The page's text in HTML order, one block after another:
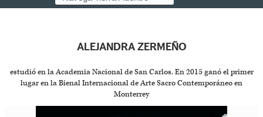
ALEJANDRA ZERMEÑO
estudió en la Academia Nacional de San Carlos. En 2015 ganó el primer
lugar en la Bienal Internacional de Arte Sacro Contemporáneo en
Monterrey